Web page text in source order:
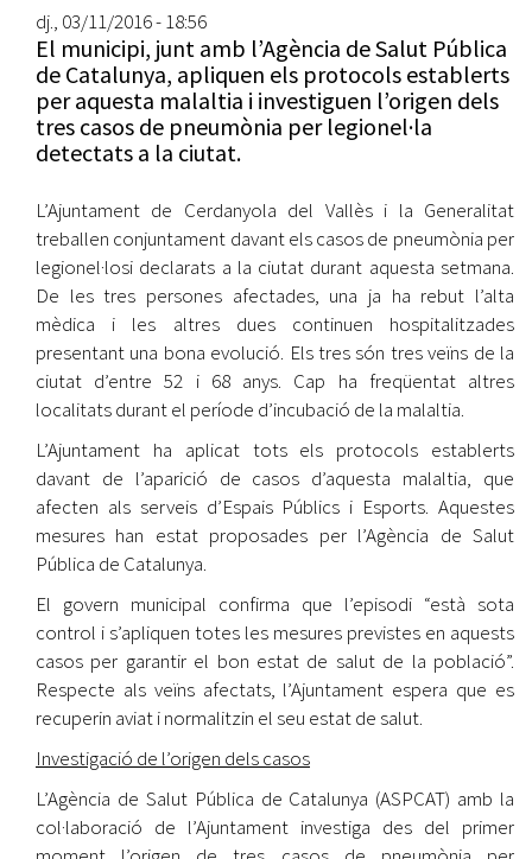
dj., 03/11/2016 - 18:56
El municipi, junt amb l’Agència de Salut Pública
de Catalunya, apliquen els protocols establerts
per aquesta malaltia i investiguen l’origen dels
tres casos de pneumònia per legionel·la
detectats a la ciutat.
L’Ajuntament de Cerdanyola del Vallès i la Generalitat
treballen conjuntament davant els casos de pneumònia per
legionel·losi declarats a la ciutat durant aquesta setmana.
De les tres persones afectades, una ja ha rebut l’alta
mèdica i les altres dues continuen hospitalitzades
presentant una bona evolució. Els tres són tres veïns de la
ciutat d’entre 52 i 68 anys. Cap ha freqüentat altres
localitats durant el període d’incubació de la malaltia.
L’Ajuntament ha aplicat tots els protocols establerts
davant de l’aparició de casos d’aquesta malaltia, que
afecten als serveis d’Espais Públics i Esports. Aquestes
mesures han estat proposades per l’Agència de Salut
Pública de Catalunya.
El govern municipal confirma que l’episodi “està sota
control i s’apliquen totes les mesures previstes en aquests
casos per garantir el bon estat de salut de la població”.
Respecte als veïns afectats, l’Ajuntament espera que es
recuperin aviat i normalitzin el seu estat de salut.
Investigació de l’origen dels casos
L’Agència de Salut Pública de Catalunya (ASPCAT) amb la
col·laboració de l’Ajuntament investiga des del primer